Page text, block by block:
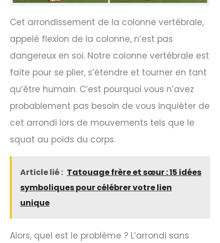
Cet arrondissement de la colonne vertébrale,
appelé flexion de la colonne, n’est pas
dangereux en soi. Notre colonne vertébrale est
faite pour se plier, s’étendre et tourner en tant
qu’être humain. C’est pourquoi vous n’avez
probablement pas besoin de vous inquiéter de
cet arrondi lors de mouvements tels que le
squat au poids du corps.
Article lié : Tatouage frère et sœur : 15 idées
symboliques pour célébrer votre lien
unique
Alors, quel est le problème ? L’arrondi sans